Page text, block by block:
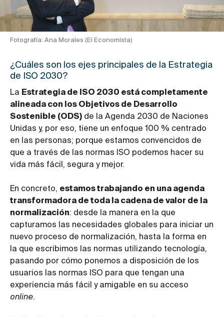
Fotografía: Ana Morales (El Economista)
¿Cuáles son los ejes principales de la Estrategia
de ISO 2030?
La Estrategia de ISO 2030 está completamente
alineada con los Objetivos de Desarrollo
Sostenible (ODS) de la Agenda 2030 de Naciones
Unidas y, por eso, tiene un enfoque 100 % centrado
en las personas; porque estamos convencidos de
que a través de las normas ISO podemos hacer su
vida más fácil, segura y mejor.
En concreto, estamos trabajando en una agenda
transformadora de toda la cadena de valor de la
normalización: desde la manera en la que
capturamos las necesidades globales para iniciar un
nuevo proceso de normalización, hasta la forma en
la que escribimos las normas utilizando tecnología,
pasando por cómo ponemos a disposición de los
usuarios las normas ISO para que tengan una
experiencia más fácil y amigable en su acceso
online.